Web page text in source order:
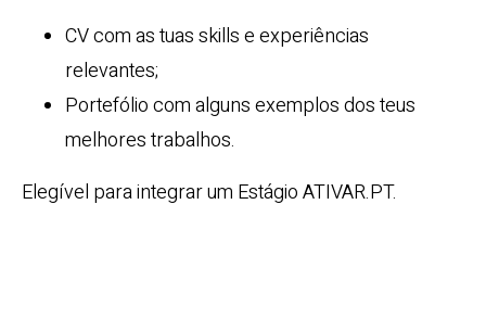
CV com as tuas skills e experiências
relevantes;
Portefólio com alguns exemplos dos teus
melhores trabalhos.
Elegível para integrar um Estágio ATIVAR.PT.